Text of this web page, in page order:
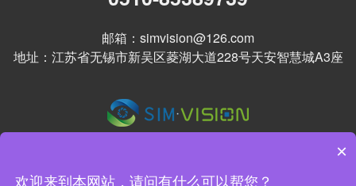
邮箱：simvision@126.com
地址：江苏省无锡市新吴区菱湖大道228号天安智慧城A3座
×
欢迎来到本网站，请问有什么可以帮您？